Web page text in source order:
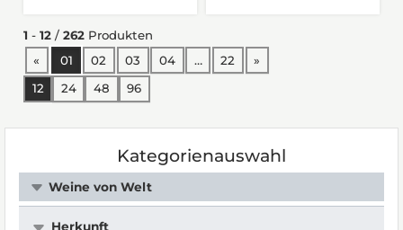
1 - 12 / 262 Produkten
« vorherige Seite
01 02 03 04 … 22 nächste Seite
»
12
24 48 96
Kategorienauswahl
Weine von Welt
Herkunft